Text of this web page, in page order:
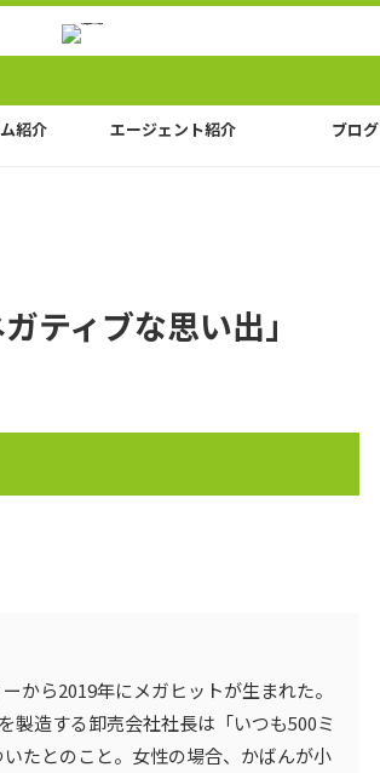
紹介 エージェント紹介 ブログ
ティブな思い出」
から2019年にメガヒットが生まれた。
製造する卸売会社社長は「いつも500ミ
たとのこと。女性の場合、かばんが小